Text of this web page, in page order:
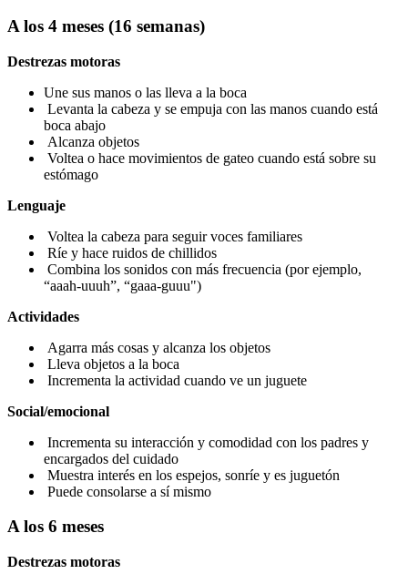
A los 4 meses (16 semanas)
Destrezas motoras
Une sus manos o las lleva a la boca
Levanta la cabeza y se empuja con las manos cuando está
boca abajo
Alcanza objetos
Voltea o hace movimientos de gateo cuando está sobre su
estómago
Lenguaje
Voltea la cabeza para seguir voces familiares
Ríe y hace ruidos de chillidos
Combina los sonidos con más frecuencia (por ejemplo,
“aaah-uuuh”, “gaaa-guuu")
Actividades
Agarra más cosas y alcanza los objetos
Lleva objetos a la boca
Incrementa la actividad cuando ve un juguete
Social/emocional
Incrementa su interacción y comodidad con los padres y
encargados del cuidado
Muestra interés en los espejos, sonríe y es juguetón
Puede consolarse a sí mismo
A los 6 meses
Destrezas motoras